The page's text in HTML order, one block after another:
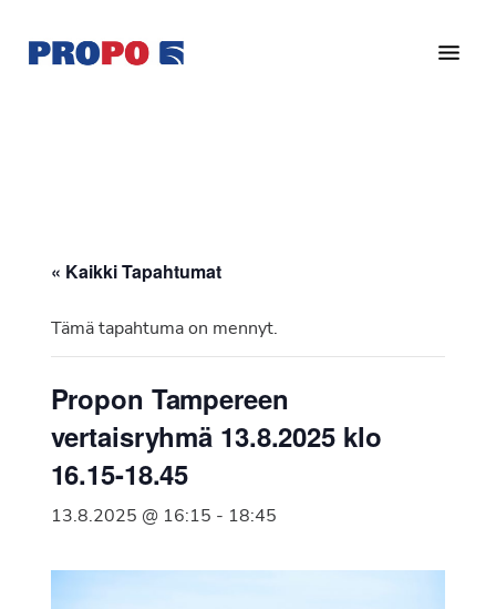
pääsisältöön
alatunnisteeseen
Ry
vuonna
Suomen
Syöpäyhdistyksen
jäsenjärjestö.
« Kaikki Tapahtumat
Tämä tapahtuma on mennyt.
Propon Tampereen
vertaisryhmä 13.8.2025 klo
16.15-18.45
13.8.2025 @ 16:15 - 18:45